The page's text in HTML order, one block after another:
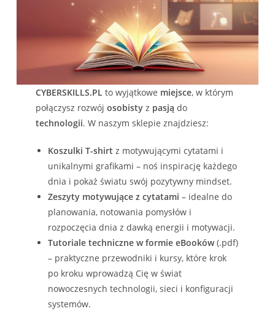
CYBERSKILLS.PL to wyjątkowe miejsce, w którym
połączysz rozwójosobisty z pasją do
technologii. W naszym sklepie znajdziesz:
Koszulki T-shirt z motywującymi cytatami i
unikalnymi grafikami – noś inspirację każdego
dnia i pokaż światu swój pozytywny mindset.
Zeszyty motywujące z cytatami – idealne do
planowania, notowania pomysłów i
rozpoczęcia dnia z dawką energii i motywacji.
Tutoriale techniczne w formie eBooków(.pdf)
– praktyczne przewodniki i kursy, które krok
po kroku wprowadzą Cię w świat
nowoczesnych technologii, sieci i konfiguracji
systemów.